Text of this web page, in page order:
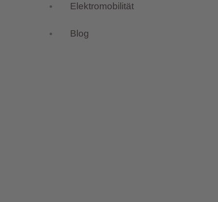
Elektromobilität
Blog